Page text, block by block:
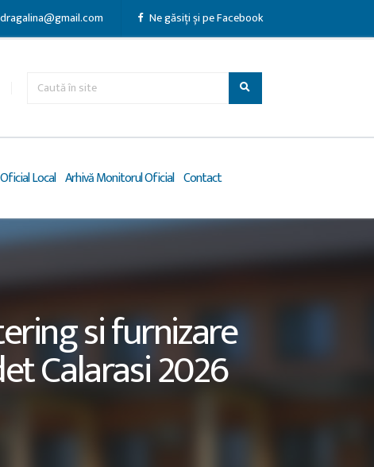
Ne găsiți și pe Facebook
Local Arhivă Monitorul Oficial Contact
si furnizare
Calarasi 2026